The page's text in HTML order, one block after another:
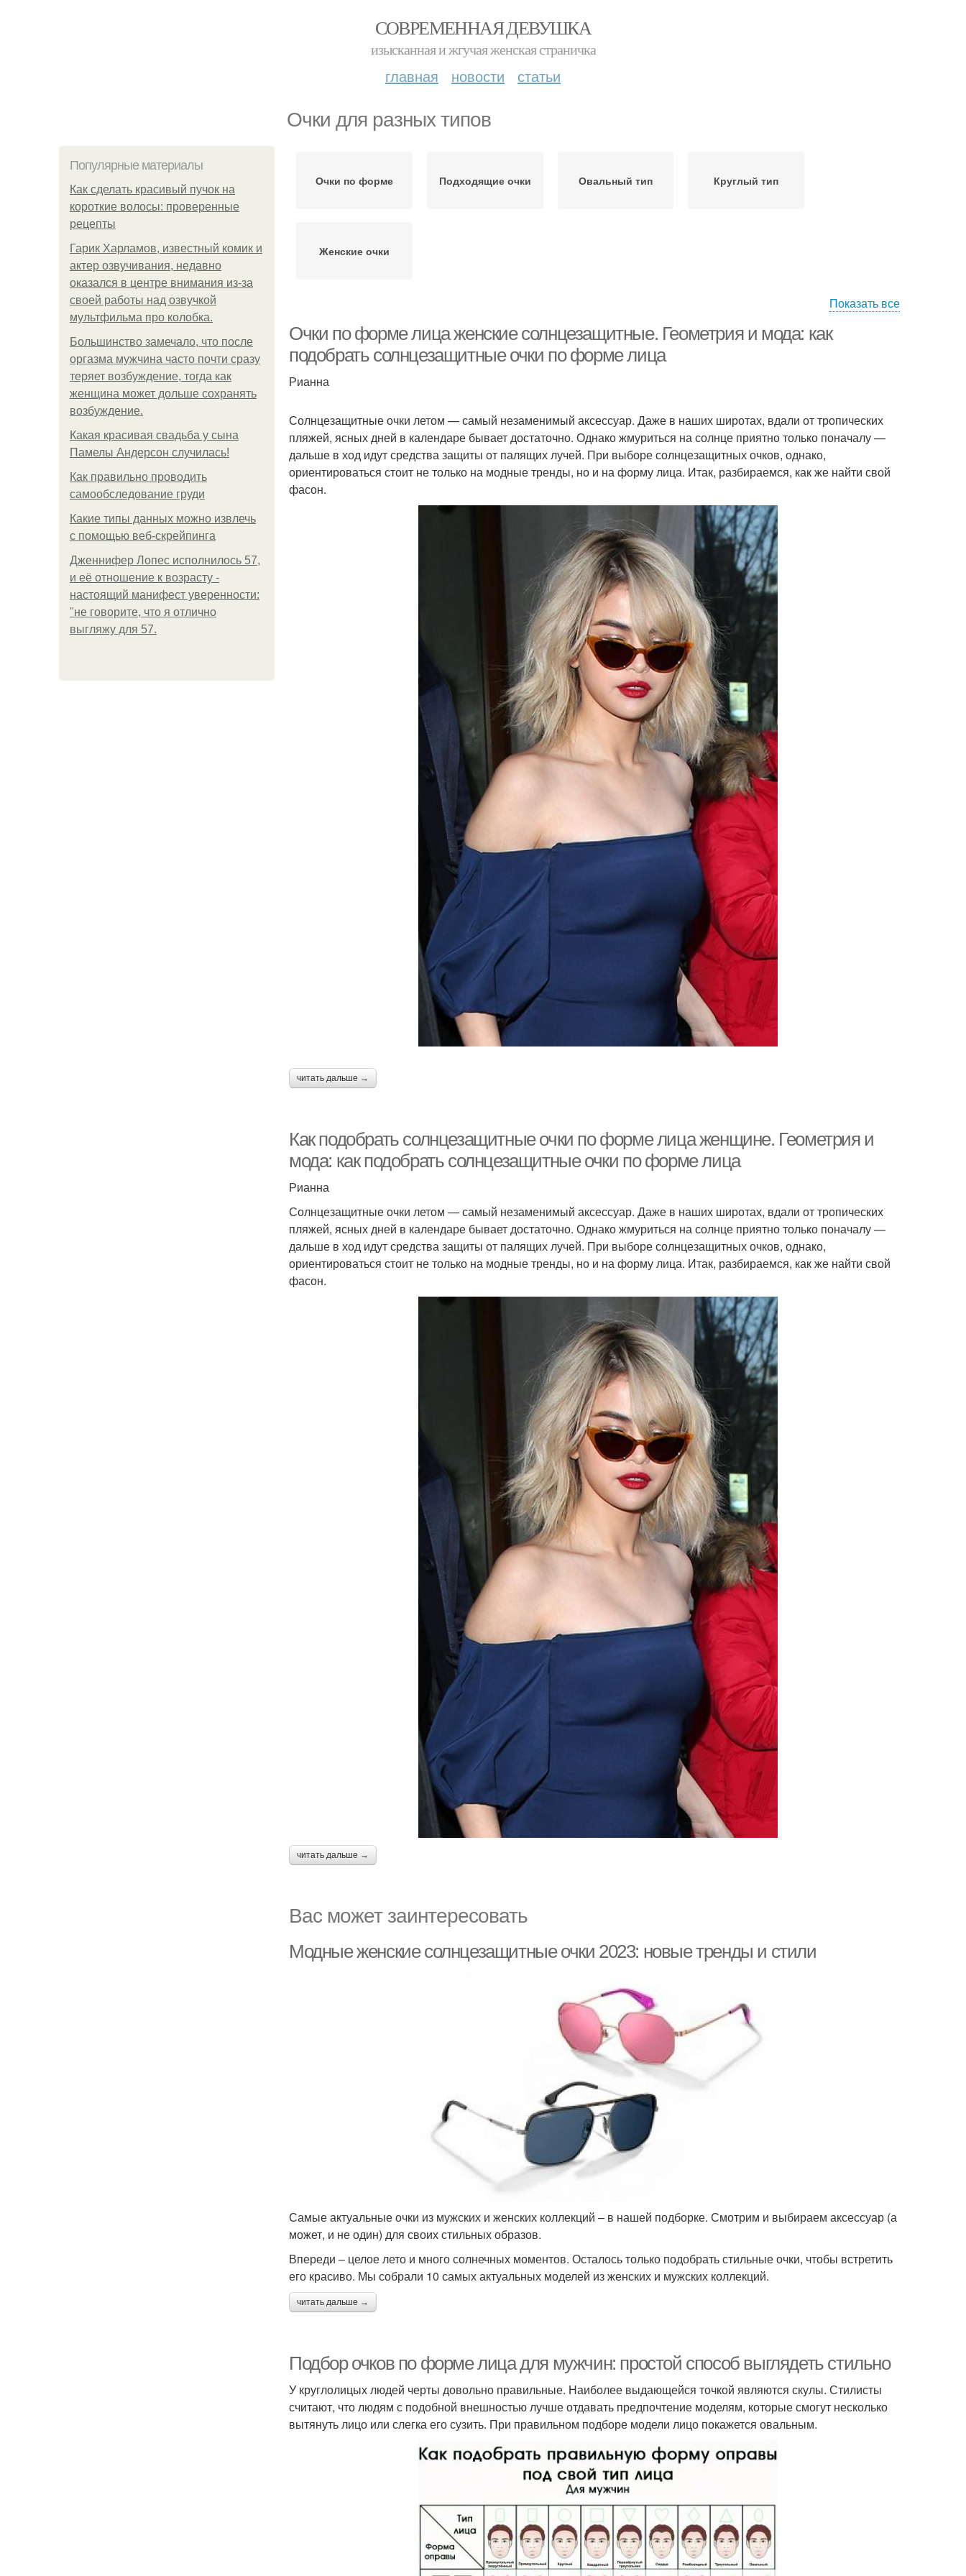
СОВРЕМЕННАЯ ДЕВУШКА
изысканная и жгучая женская страничка
главная новости статьи
Очки для разных типов
Популярные материалы
Как сделать красивый пучок на
короткие волосы: проверенные
рецепты
Гарик Харламов, известный комик и
актер озвучивания, недавно
оказался в центре внимания из-за
своей работы над озвучкой
мультфильма про колобка.
Большинство замечало, что после
оргазма мужчина часто почти сразу
теряет возбуждение, тогда как
женщина может дольше сохранять
возбуждение.
Какая красивая свадьба у сына
Памелы Андерсон случилась!
Как правильно проводить
самообследование груди
Какие типы данных можно извлечь
с помощью веб-скрейпинга
Дженнифер Лопес исполнилось 57,
и её отношение к возрасту -
настоящий манифест уверенности:
"не говорите, что я отлично
выгляжу для 57.
Очки по форме Подходящие очки Овальный тип Круглый тип
Женские очки
Показать все
Очки по форме лица женские солнцезащитные. Геометрия и мода: как
подобрать солнцезащитные очки по форме лица
Рианна
Солнцезащитные очки летом — самый незаменимый аксессуар. Даже в наших широтах, вдали от тропических
пляжей, ясных дней в календаре бывает достаточно. Однако жмуриться на солнце приятно только поначалу —
дальше в ход идут средства защиты от палящих лучей. При выборе солнцезащитных очков, однако,
ориентироваться стоит не только на модные тренды, но и на форму лица. Итак, разбираемся, как же найти свой
фасон.
читать дальше →
Как подобрать солнцезащитные очки по форме лица женщине. Геометрия и
мода: как подобрать солнцезащитные очки по форме лица
Рианна
Солнцезащитные очки летом — самый незаменимый аксессуар. Даже в наших широтах, вдали от тропических
пляжей, ясных дней в календаре бывает достаточно. Однако жмуриться на солнце приятно только поначалу —
дальше в ход идут средства защиты от палящих лучей. При выборе солнцезащитных очков, однако,
ориентироваться стоит не только на модные тренды, но и на форму лица. Итак, разбираемся, как же найти свой
фасон.
читать дальше →
Вас может заинтересовать
Модные женские солнцезащитные очки 2023: новые тренды и стили
Самые актуальные очки из мужских и женских коллекций – в нашей подборке. Смотрим и выбираем аксессуар (а
может, и не один) для своих стильных образов.
Впереди – целое лето и много солнечных моментов. Осталось только подобрать стильные очки, чтобы встретить
его красиво. Мы собрали 10 самых актуальных моделей из женских и мужских коллекций.
читать дальше →
Подбор очков по форме лица для мужчин: простой способ выглядеть стильно
У круглолицых людей черты довольно правильные. Наиболее выдающейся точкой являются скулы. Стилисты
считают, что людям с подобной внешностью лучше отдавать предпочтение моделям, которые смогут несколько
вытянуть лицо или слегка его сузить. При правильном подборе модели лицо покажется овальным.